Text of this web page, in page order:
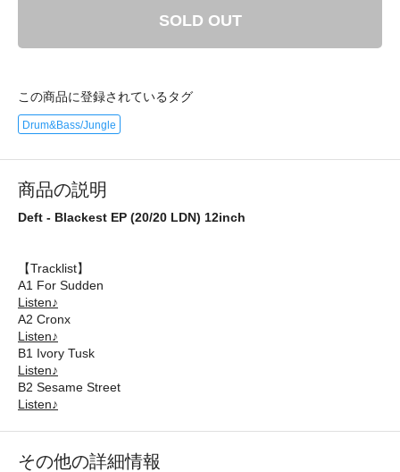
SOLD OUT
この商品に登録されているタグ
Drum&Bass/Jungle
商品の説明
Deft - Blackest EP (20/20 LDN) 12inch
【Tracklist】
A1 For Sudden
Listen♪
A2 Cronx
Listen♪
B1 Ivory Tusk
Listen♪
B2 Sesame Street
Listen♪
その他の詳細情報